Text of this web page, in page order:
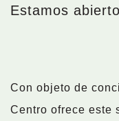
Estamos
Con objeto de
Centro ofrece este